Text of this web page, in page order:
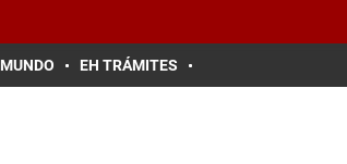
MUNDO EH TRÁMITES